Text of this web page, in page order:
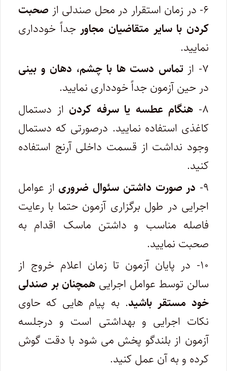
۶- در زمان استقرار در محل صندلی از
صحبت
کردن با سایر متقاضیان مجاورجداً خودداری
نمایید.
۷- از
تماس دست ها با چشم، دهان و بینی
در حین آزمون جداً خودداری نمایید.
۸- هنگام عطسه یا سرفه کردن از دستمال
کاغذی استفاده نمایید. درصورتی که دستمال
وجود نداشت از قسمت داخلی آرنج استفاده
کنید.
۹- در صورت داشتن سئوال ضروری از عوامل
اجرایی در طول برگزاری آزمون حتما با رعایت
فاصله مناسب و داشتن ماسک اقدام به
صحبت نمایید.
۱۰- در پایان آزمون تا زمان اعلام خروج از
سالن توسط عوامل اجرایی همچنان بر صندلی
خود مستقر باشید. به پیام هایی که حاوی
نکات اجرایی و بهداشتی است و درجلسه
آزمون از بلندگو پخش می شود با دقت گوش
کرده و به آن عمل کنید.